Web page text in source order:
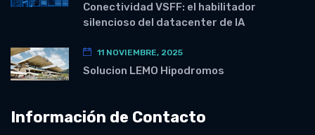
Conectividad VSFF: el habilitador
silencioso del datacenter de IA
11 NOVIEMBRE, 2025
Solucion LEMO Hipodromos
Información de Contacto